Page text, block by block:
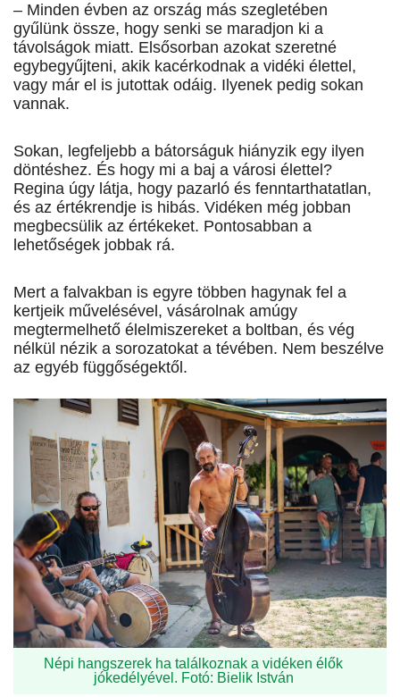
– Minden évben az ország más szegletében
gyűlünk össze, hogy senki se maradjon ki a
távolságok miatt. Elsősorban azokat szeretné
egybegyűjteni, akik kacérkodnak a vidéki élettel,
vagy már el is jutottak odáig. Ilyenek pedig sokan
vannak.
Sokan, legfeljebb a bátorságuk hiányzik egy ilyen
döntéshez. És hogy mi a baj a városi élettel?
Regina úgy látja, hogy pazarló és fenntarthatatlan,
és az értékrendje is hibás. Vidéken még jobban
megbecsülik az értékeket. Pontosabban a
lehetőségek jobbak rá.
Mert a falvakban is egyre többen hagynak fel a
kertjeik művelésével, vásárolnak amúgy
megtermelhető élelmiszereket a boltban, és vég
nélkül nézik a sorozatokat a tévében. Nem beszélve
az egyéb függőségektől.
Népi hangszerek ha találkoznak a vidéken élők
jókedélyével. Fotó: Bielik István